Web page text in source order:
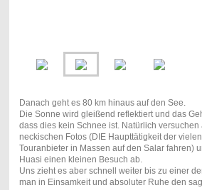
Danach geht es 80 km hinaus auf den See.
Die Sonne wird gleißend reflektiert und das
dass dies kein Schnee ist. Natürlich versuchen
neckischen Fotos (DIE Haupttätigkeit der
Touranbieter in Massen auf den Salar fahren)
Huasi einen kleinen Besuch ab.
Uns zieht es aber schnell weiter bis zu einer
man in Einsamkeit und absoluter Ruhe den